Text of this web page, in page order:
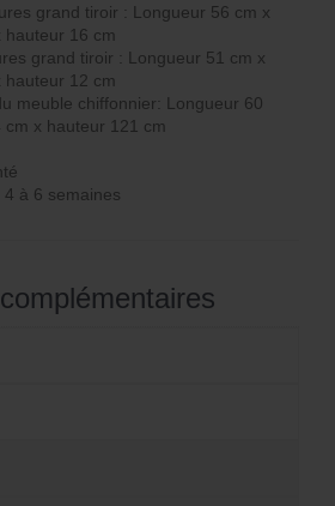
grand tiroir : Longueur 56 cm x
16 cm
grand tiroir : Longueur 51 cm x
12 cm
meuble chiffonnier: Longueur 60
x hauteur 121 cm
à 6 semaines